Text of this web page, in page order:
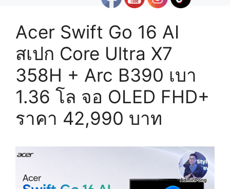
Acer Swift Go 16 AI
สเปก Core Ultra X7
358H + Arc B390 เบา
1.36 โล จอ OLED FHD+
ราคา 42,990 บาท